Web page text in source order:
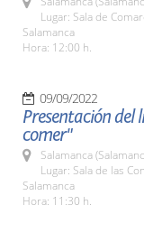
Lugar: Sala de
Salamanca
Hora: 12:00 h.
09/09/2022
Presentación del
comer"
Salamanca
Lugar: Sala de las
Salamanca
Hora: 11:30 h.